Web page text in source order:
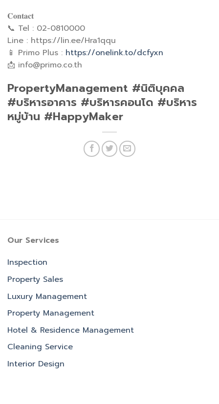
𝐂𝐨𝐧𝐭𝐚𝐜𝐭
📞 Tel : 02-0810000
Line : https://lin.ee/Hra1qqu
📱 Primo Plus : https://onelink.to/dcfyxn
📩 info@primo.co.th
PropertyManagement #นิติบุคคล
#บริหารอาคาร #บริหารคอนโด #บริหาร
หมู่บ้าน #HappyMaker
Our Services
Inspection
Property Sales
Luxury Management
Property Management
Hotel & Residence Management
Cleaning Service
Interior Design